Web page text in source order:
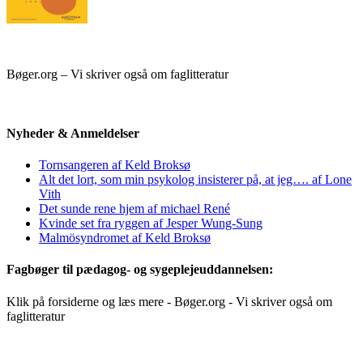
Bøger.org – Vi skriver også om faglitteratur
Nyheder & Anmeldelser
Tornsangeren af Keld Broksø
Alt det lort, som min psykolog insisterer på, at jeg…. af Lone
Vith
Det sunde rene hjem af michael René
Kvinde set fra ryggen af Jesper Wung-Sung
Malmösyndromet af Keld Broksø
Fagbøger til pædagog- og sygeplejeuddannelsen:
Klik på forsiderne og læs mere - Bøger.org - Vi skriver også om
faglitteratur